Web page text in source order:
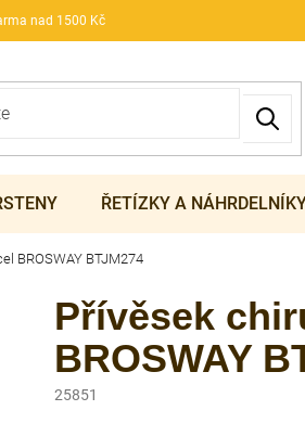
nad 1500 Kč
ŘETÍZKY A
BROSWAY BTJM274
Přívěsek
BROSWAY
25851